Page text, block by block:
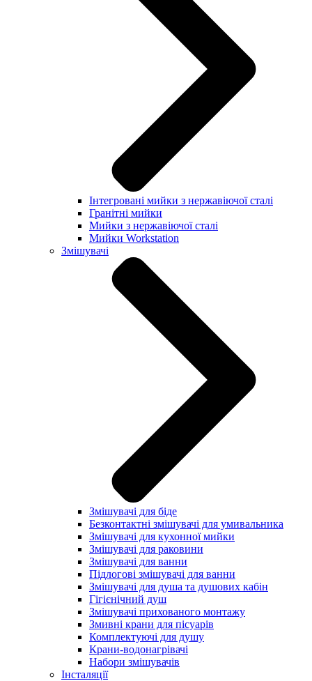
Інтегровані мийки з нержавіючої сталі
Гранітні мийки
Мийки з нержавіючої сталі
Мийки Workstation
Змішувачі
Змішувачі для біде
Безконтактні змішувачі для умивальника
Змішувачі для кухонної мийки
Змішувачі для раковини
Змішувачі для ванни
Підлогові змішувачі для ванни
Змішувачі для душа та душових кабін
Гігієнічний душ
Змішувачі прихованого монтажу
Змивні крани для пісуарів
Комплектуючі для душу
Крани-водонагрівачі
Набори змішувачів
Інсталяції